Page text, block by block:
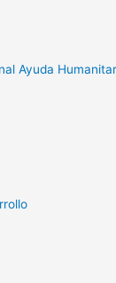
Ayuda